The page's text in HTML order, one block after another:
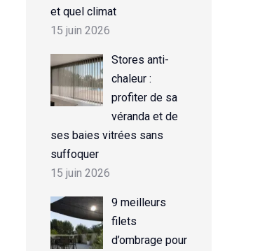
et quel climat
15 juin 2026
Stores anti-
chaleur :
profiter de sa
véranda et de
ses baies vitrées sans
suffoquer
15 juin 2026
9 meilleurs
filets
d’ombrage pour